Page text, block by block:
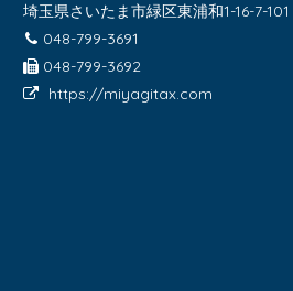
埼玉県さいたま市緑区東浦和1-16-7-101
048-799-3691
048-799-3692
https://miyagitax.com